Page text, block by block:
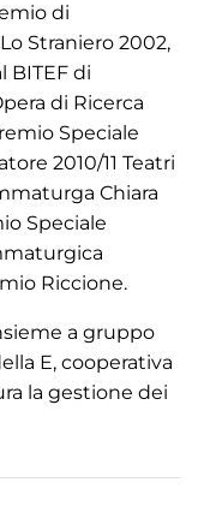
di
Straniero 2002,
BITEF di
di Ricerca
Speciale
2010/11 Teatri
Chiara
Speciale
Riccione.
a gruppo
E, cooperativa
la gestione dei